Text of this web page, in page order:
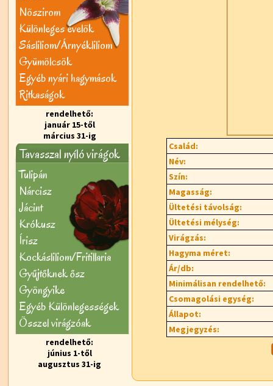
Nõszirom
Különleges évelõk
Sásliliom/Árnyékliliom
Gyümölcsök
Egyéb nyári hagymások
Ritkaságok
rendelhető:
január 15-től
március 31-ig
Tavasszal nyíló virágok
Tulipán
Nárcisz
Jácint
Krókusz
Írisz
Kockásliliom/Fritillaria
Gyűjtőknek ősz
Gyöngyike
Egyéb Különlegességek
Õsszel virágzóak
rendelhető:
június 1-től
augusztus 31-ig
Család:
Név:
Szín:
Magasság:
Ültetési távolság:
Ültetési mélység:
Virágzás:
Hagyma méret:
Ár/db:
Minimálisan rendelhető:
Csomagolási egység:
Állapot:
Megjegyzés: